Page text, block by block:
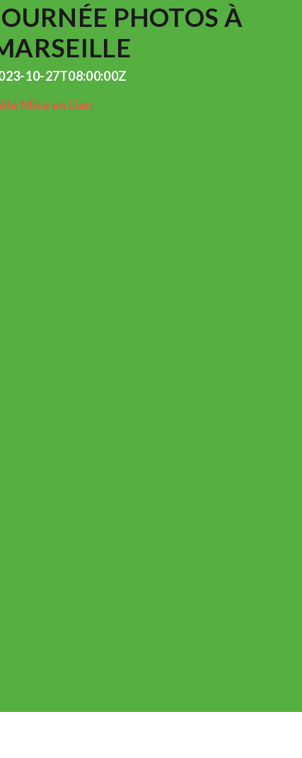
PHOTOS À
10-27T08:00:00Z
Mise en Lien